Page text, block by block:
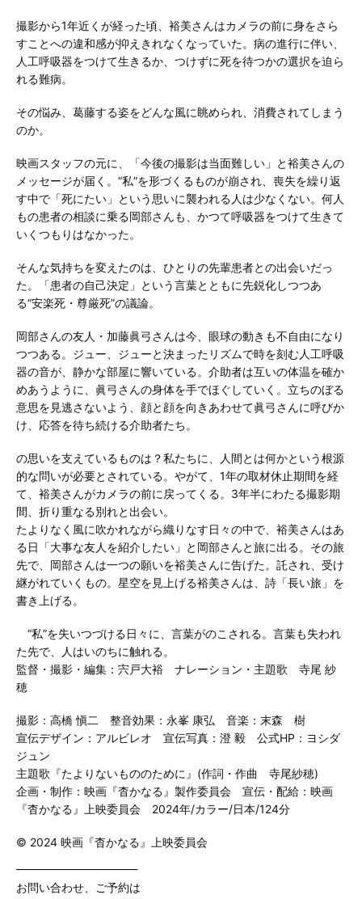
撮影から1年近くが経った頃、裕美さんはカメラの前に身をさら
すことへの違和感が抑えきれなくなっていた。病の進行に伴い、
人工呼吸器をつけて生きるか、つけずに死を待つかの選択を迫ら
れる難病。
その悩み、葛藤する姿をどんな風に眺められ、消費されてしまう
のか。
映画スタッフの元に、「今後の撮影は当面難しい」と裕美さんの
メッセージが届く。“私”を形づくるものが崩され、喪失を繰り返
す中で「死にたい」という思いに襲われる人は少なくない。何人
もの患者の相談に乗る岡部さんも、かつて呼吸器をつけて生きて
いくつもりはなかった。
そんな気持ちを変えたのは、ひとりの先輩患者との出会いだっ
た。「患者の自己決定」という言葉とともに先鋭化しつつあ
る“安楽死・尊厳死”の議論。
岡部さんの友人・加藤眞弓さんは今、眼球の動きも不自由になり
つつある。ジュー、ジューと決まったリズムで時を刻む人工呼吸
器の音が、静かな部屋に響いている。介助者は互いの体温を確か
めあうように、眞弓さんの身体を手でほぐしていく。立ちのぼる
意思を見逃さないよう、顔と顔を向きあわせて眞弓さんに呼びか
け、応答を待ち続ける介助者たち。
の思いを支えているものは？私たちに、人間とは何かという根源
的な問いが必要とされている。やがて、1年の取材休止期間を経
て、裕美さんがカメラの前に戻ってくる。3年半にわたる撮影期
間、折り重なる別れと出会い。
たよりなく風に吹かれながら織りなす日々の中で、裕美さんはあ
る日「大事な友人を紹介したい」と岡部さんと旅に出る。その旅
先で、岡部さんは一つの願いを裕美さんに告げた。託され、受け
継がれていくもの。星空を見上げる裕美さんは、詩「長い旅」を
書き上げる。
“私”を失いつづける日々に、言葉がのこされる。言葉も失われ
た先で、人はいのちに触れる。
監督・撮影・編集：宍戸大裕 ナレーション・主題歌 寺尾 紗
穂
撮影：高橋 愼二 整音効果：永峯 康弘 音楽：末森 樹
宣伝デザイン：アルビレオ 宣伝写真：澄 毅 公式HP：ヨシダ
ジュン
主題歌『たよりないもののために』(作詞・作曲 寺尾紗穂)
企画・制作：映画『杳かなる』製作委員会 宣伝・配給：映画
『杳かなる』上映委員会 2024年/カラー/日本/124分
© 2024 映画『杳かなる』上映委員会
お問い合わせ、ご予約は